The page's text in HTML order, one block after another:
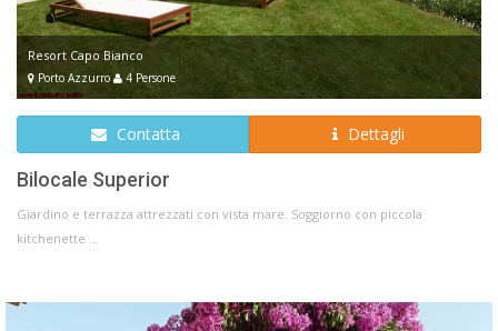
Resort Capo Bianco
Porto Azzurro 4 Persone
Contatta Dettagli
Bilocale Superior
Giardino e terrazza attrezzati con vista mare. Soggiorno con piccola
kitchenette ...